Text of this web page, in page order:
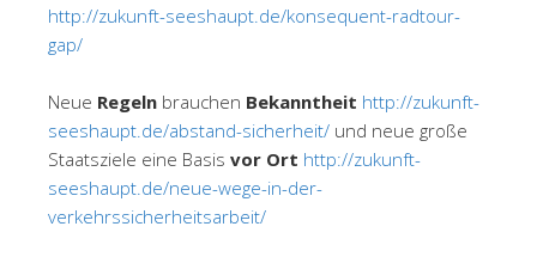
http://zukunft-seeshaupt.de/konsequent-radtour-
gap/
Neue Regeln brauchen Bekanntheit http://zukunft-
seeshaupt.de/abstand-sicherheit/ und neue große
Staatsziele eine Basis vor Ort http://zukunft-
seeshaupt.de/neue-wege-in-der-
verkehrssicherheitsarbeit/